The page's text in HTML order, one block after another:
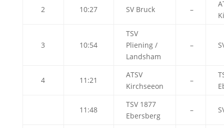
2 10:27 SV Bruck –
3 10:54
TSV
Pliening /
Landsham
–
4 11:21
ATSV
Kirchseeon
–
11:48
TSV 1877
Ebersberg
–